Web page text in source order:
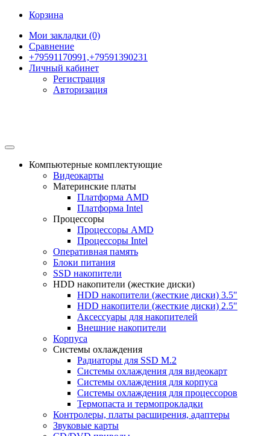
Корзина
Мои закладки (0)
Сравнение
+79591170991,+79591390231
Личный кабинет
Регистрация
Авторизация
Компьютерные комплектующие
Видеокарты
Материнские платы
Платформа AMD
Платформа Intel
Процессоры
Процессоры AMD
Процессоры Intel
Оперативная память
Блоки питания
SSD накопители
HDD накопители (жесткие диски)
HDD накопители (жесткие диски) 3.5"
HDD накопители (жесткие диски) 2.5"
Аксессуары для накопителей
Внешние накопители
Корпуса
Системы охлаждения
Радиаторы для SSD M.2
Системы охлаждения для видеокарт
Системы охлаждения для корпуса
Системы охлаждения для процессоров
Термопаста и термопрокладки
Контролеры, платы расширения, адаптеры
Звуковые карты